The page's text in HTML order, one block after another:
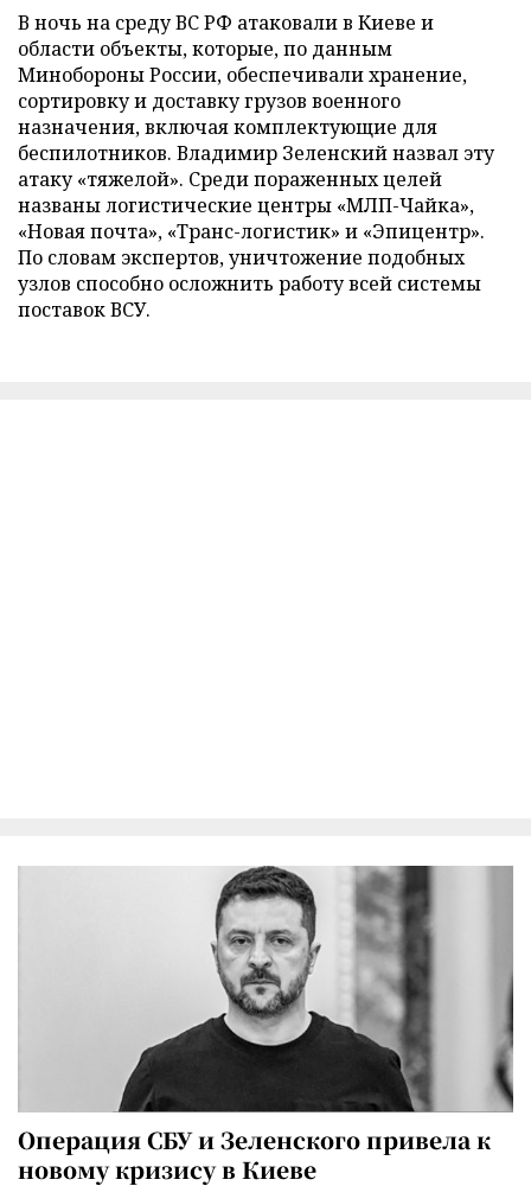
В ночь на среду ВС РФ атаковали в Киеве и
области объекты, которые, по данным
Минобороны России, обеспечивали хранение,
сортировку и доставку грузов военного
назначения, включая комплектующие для
беспилотников. Владимир Зеленский назвал эту
атаку «тяжелой». Среди пораженных целей
названы логистические центры «МЛП-Чайка»,
«Новая почта», «Транс-логистик» и «Эпицентр».
По словам экспертов, уничтожение подобных
узлов способно осложнить работу всей системы
поставок ВСУ.
Операция СБУ и Зеленского привела к
новому кризису в Киеве